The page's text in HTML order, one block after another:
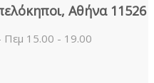
Αθήνα 11526
15.00 - 19.00